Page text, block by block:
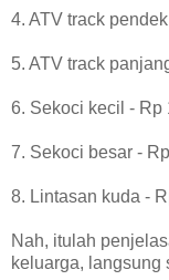
4. ATV track
5. ATV track
6. Sekoci kecil - Rp
7. Sekoci besar -
8. Lintasan kuda -
Nah, itulah
keluarga, langsung